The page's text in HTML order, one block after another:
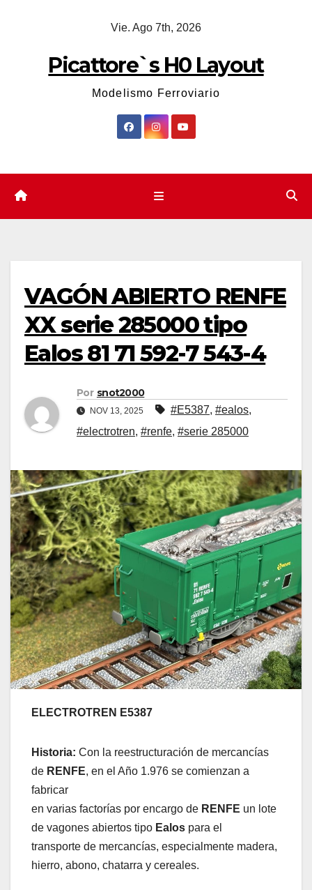
Vie. Ago 7th, 2026
Picattore`s H0 Layout
Modelismo Ferroviario
VAGÓN ABIERTO RENFE
XX serie 285000 tipo
Ealos 81 71 592-7 543-4
Por snot2000
NOV 13, 2025 #E5387, #ealos,
#electrotren, #renfe, #serie 285000
ELECTROTREN E5387
Historia: Con la reestructuración de mercancías
de RENFE, en el Año 1.976 se comienzan a
fabricar
en varias factorías por encargo de RENFE un lote
de vagones abiertos tipo Ealos para el
transporte de mercancías, especialmente madera,
hierro, abono, chatarra y cereales.